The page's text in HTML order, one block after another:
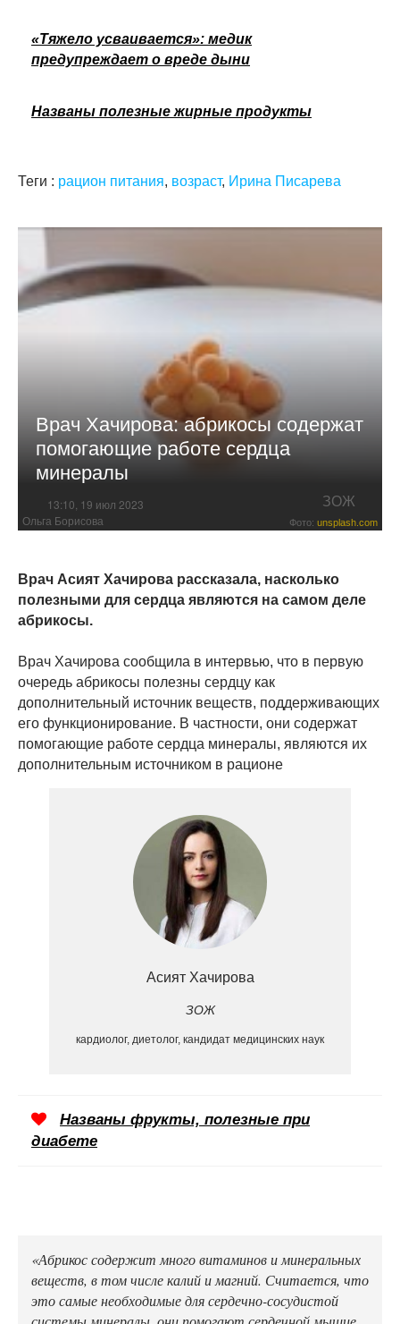
«Тяжело усваивается»: медик
предупреждает о вреде дыни
Названы полезные жирные продукты
Теги : рацион питания, возраст, Ирина Писарева
Врач Хачирова: абрикосы содержат
помогающие работе сердца
минералы
13:10, 19 июл 2023 ЗОЖ
Ольга Борисова Фото: unsplash.com
Врач Асият Хачирова рассказала, насколько
полезными для сердца являются на самом деле
абрикосы.
Врач Хачирова сообщила в интервью, что в первую
очередь абрикосы полезны сердцу как
дополнительный источник веществ, поддерживающих
его функционирование. В частности, они содержат
помогающие работе сердца минералы, являются их
дополнительным источником в рационе
Асият Хачирова
ЗОЖ
кардиолог, диетолог, кандидат медицинских наук
Названы фрукты, полезные при
диабете
«Абрикос содержит много витаминов и минеральных
веществ, в том числе калий и магний. Считается, что
это самые необходимые для сердечно-сосудистой